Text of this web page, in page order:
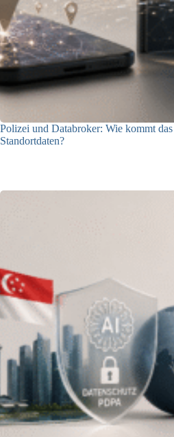
Polizei und Databroker: Wie kommt
Standortdaten?